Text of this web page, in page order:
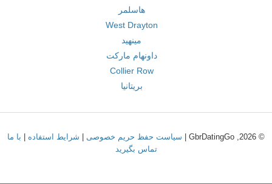
هاسلمر
West Drayton
مینهید
داونهام مارکت
Collier Row
بریتانیا
© 2026, GbrDatingGo | سیاست حفظ حریم خصوصی شرایط استفاده
با ما
تماس بگیرید